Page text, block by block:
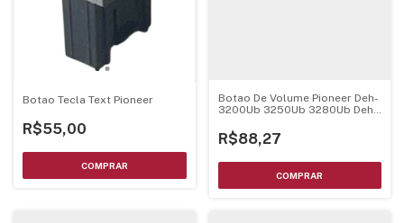
Botao Tecla Text Pioneer
R$55,00
Botao De Volume Pioneer Deh-
3200Ub 3250Ub 3280Ub Deh-
R$88,27